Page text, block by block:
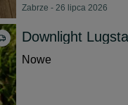
Zabrze - 26 lipca 2026
Downlight
Nowe